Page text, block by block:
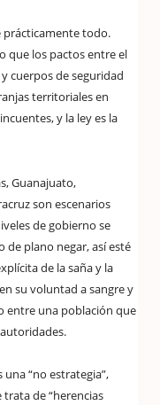
prácticamente todo.
que los pactos entre el
cuerpos de seguridad
territoriales en
y la ley es la
Guanajuato,
son escenarios
de gobierno se
de plano negar, así esté
de la saña y la
su voluntad a sangre y
entre una población que
“no estrategia”,
de “herencias